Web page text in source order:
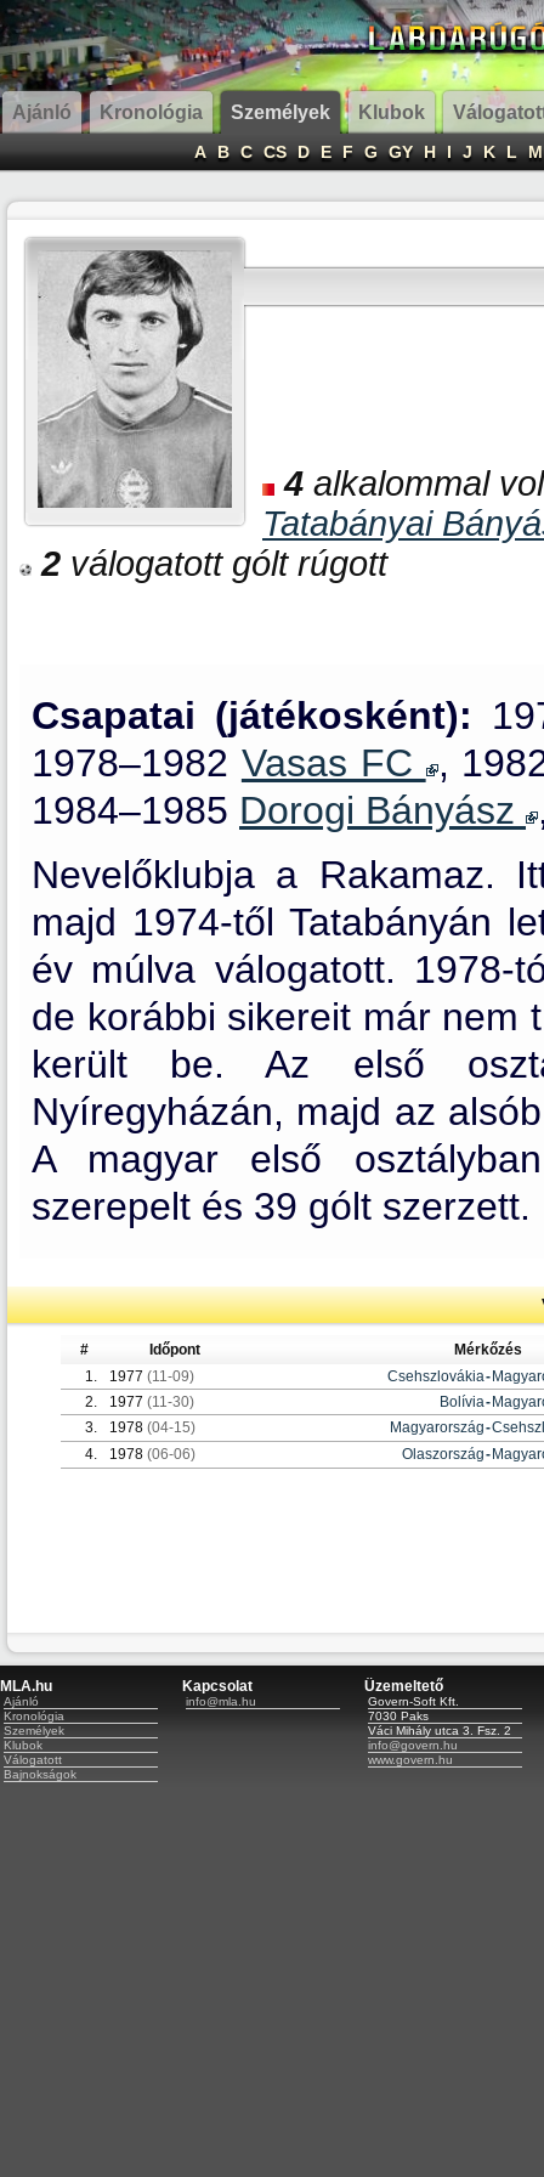
Ajánló Kronológia Személyek Klubok
A B C CS D E F G GY H I J K L M
4 alkalommal
Tatabányai
2 válogatott gólt rúgott
Csapatai (játékosként):
1978–1982 Vasas FC ,
1984–1985 Dorogi Bányász
Nevelőklubja a Rakamaz.
majd 1974-től Tatabányán
év múlva válogatott. 1978-
de korábbi sikereit már nem
került be. Az első
Nyíregyházán, majd az
A magyar első
szerepelt és 39 gólt szerzett.
# Időpont
Mérkőzés
1.
1977 (11-09) Csehszlovákia-
2.
1977 (11-30) Bolívia-
3.
1978 (04-15) Magyarország-
4.
1978 (06-06) Olaszország-
MLA.hu
Ajánló
Kronológia
Személyek
Klubok
Válogatott
Bajnokságok
Kapcsolat
info@mla.hu
Üzemeltető
Govern-Soft Kft.
7030 Paks
Váci Mihály utca 3. Fsz. 2
info@govern.hu
www.govern.hu